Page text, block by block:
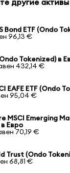
другие
Bond ETF (Ondo
96,13 €
Tokenized) в
432,14 €
EAFE ETF (Ondo
95,04 €
MSCI Emerging
Евро
70,19 €
Trust (Ondo
68,81 €